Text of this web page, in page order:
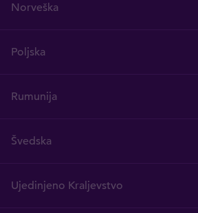
Norveška
Poljska
Rumunija
Švedska
Ujedinjeno Kraljevstvo